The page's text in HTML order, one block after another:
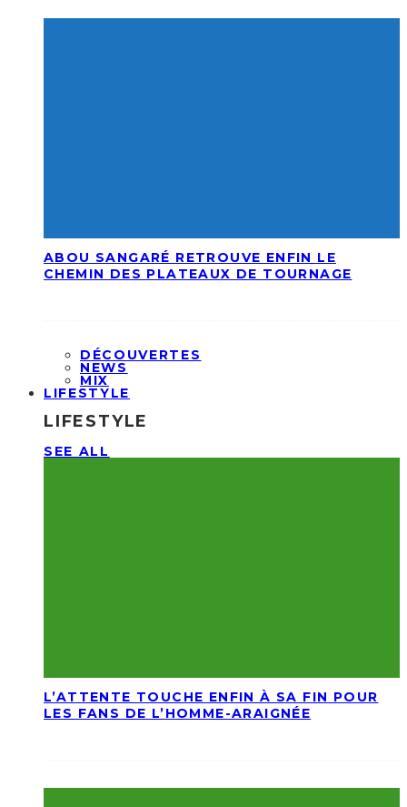
ABOU SANGARÉ RETROUVE ENFIN LE
CHEMIN DES PLATEAUX DE TOURNAGE
DÉCOUVERTES
NEWS
MIX
LIFESTYLE
LIFESTYLE
SEE ALL
L’ATTENTE TOUCHE ENFIN À SA FIN POUR
LES FANS DE L’HOMME-ARAIGNÉE